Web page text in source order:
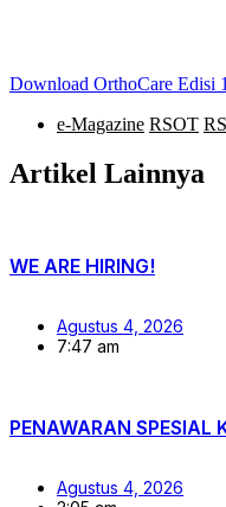
Download OrthoCare Edisi
e-Magazine RSOT
Artikel Lainnya
WE ARE HIRING!
Agustus 4, 2026
7:47 am
PENAWARAN SPESIAL
Agustus 4, 2026